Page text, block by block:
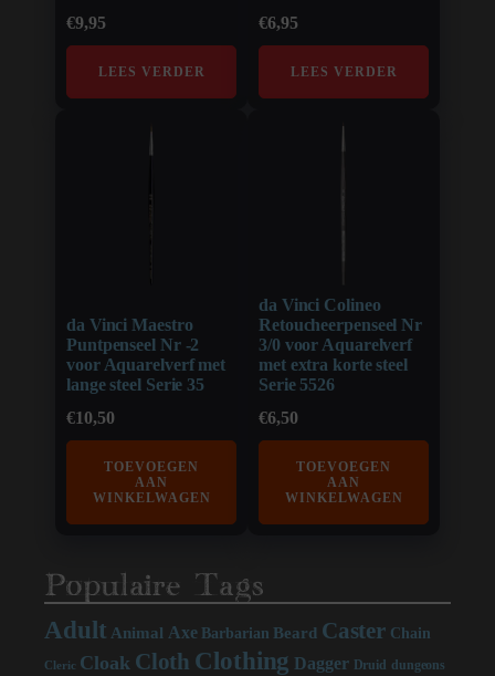
€9,95
LEES VERDER
€6,95
LEES VERDER
da Vinci Maestro
Puntpenseel Nr -2
voor Aquarelverf met
lange steel Serie 35
€10,50
TOEVOEGEN
AAN
WINKELWAGEN
da Vinci Colineo
Retoucheerpenseel Nr
3/0 voor Aquarelverf
met extra korte steel
Serie 5526
€6,50
TOEVOEGEN
AAN
WINKELWAGEN
Populaire Tags
Adult Animal Axe Barbarian Beard Caster Chain
Cleric Cloak Cloth Clothing Dagger Druid dungeons